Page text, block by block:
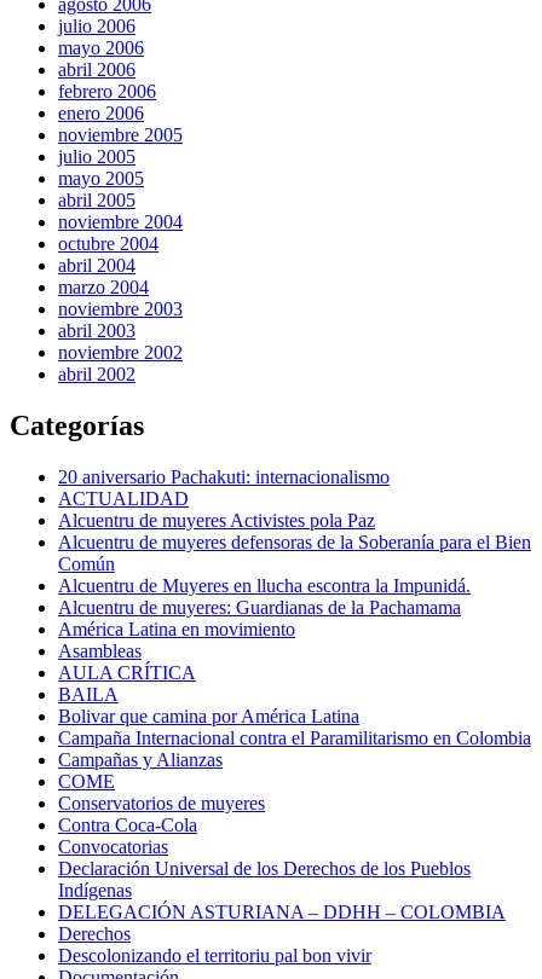
agosto 2006
julio 2006
mayo 2006
abril 2006
febrero 2006
enero 2006
noviembre 2005
julio 2005
mayo 2005
abril 2005
noviembre 2004
octubre 2004
abril 2004
marzo 2004
noviembre 2003
abril 2003
noviembre 2002
abril 2002
Categorías
20 aniversario Pachakuti: internacionalismo
ACTUALIDAD
Alcuentru de muyeres Activistes pola Paz
Alcuentru de muyeres defensoras de la Soberanía para el Bien
Común
Alcuentru de Muyeres en llucha escontra la Impunidá.
Alcuentru de muyeres: Guardianas de la Pachamama
América Latina en movimiento
Asambleas
AULA CRÍTICA
BAILA
Bolivar que camina por América Latina
Campaña Internacional contra el Paramilitarismo en Colombia
Campañas y Alianzas
COME
Conservatorios de muyeres
Contra Coca-Cola
Convocatorias
Declaración Universal de los Derechos de los Pueblos
Indígenas
DELEGACIÓN ASTURIANA – DDHH – COLOMBIA
Derechos
Descolonizando el territoriu pal bon vivir